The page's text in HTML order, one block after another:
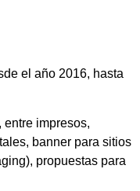
el año 2016, hasta
impresos,
banner para sitios
propuestas para